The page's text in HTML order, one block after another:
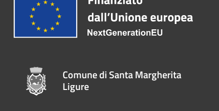
Comune di Santa Margherita
Ligure